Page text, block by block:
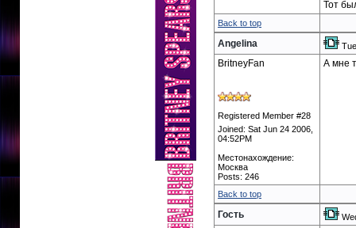
Тот
Back to top
Angelina
BritneyFan
Registered Member #28
Joined: Sat Jun 24 2006,
04:52PM
Местонахождение:
Москва
Posts: 246
А мне
Back to top
Гость